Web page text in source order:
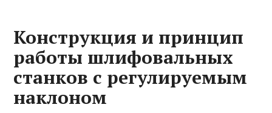
Конструкция и принцип
работы шлифовальных
станков с регулируемым
наклоном